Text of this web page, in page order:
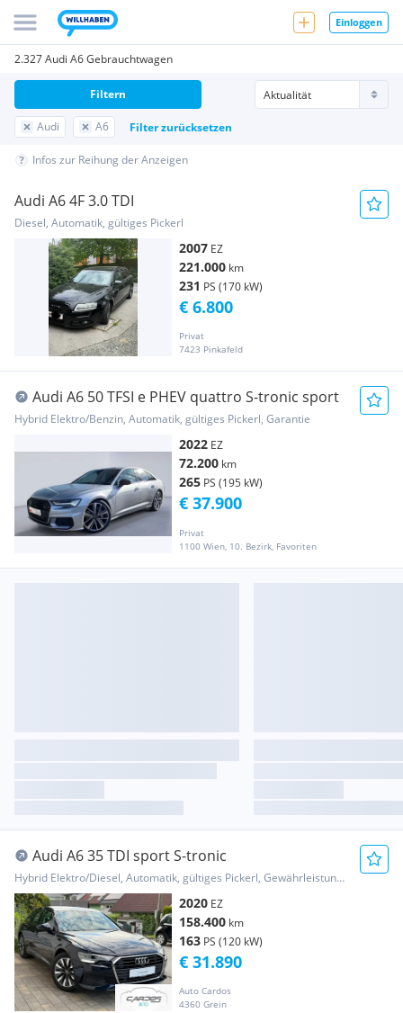
Einloggen
2.327 Audi A6 Gebrauchtwagen
Audi A6 Filter zurücksetzen
Filtern
Infos zur Reihung der Anzeigen
Audi A6 4F 3.0 TDI
Diesel, Automatik, gültiges Pickerl
2007 EZ
221.000 km
231 PS (170 kW)
Privat
7423 Pinkafeld
€ 6.800
Audi A6 50 TFSI e PHEV quattro S-tronic sport
Hybrid Elektro/Benzin, Automatik, gültiges Pickerl, Garantie
2022 EZ
72.200 km
265 PS (195 kW)
Privat
1100 Wien, 10. Bezirk, Favoriten
€ 37.900
Audi A6 35 TDI sport S-tronic
Hybrid Elektro/Diesel, Automatik, gültiges Pickerl, Gewährleistung, Garantie
2020 EZ
158.400 km
163 PS (120 kW)
Auto Cardos
4360 Grein
€ 31.890